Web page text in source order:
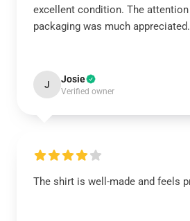
excellent condition. The
packaging was much appreciated.
J Josie
Verified owner
The shirt is well-made and feels